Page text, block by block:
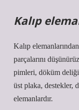
Kalıp
Kalıp
parçalarını
pimleri, döküm deliği
üst plaka, destekler,
elemanlardır.